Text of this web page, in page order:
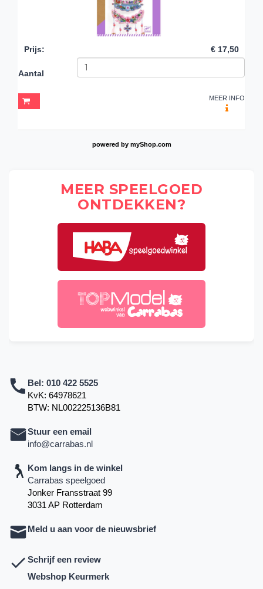
Prijs: € 17,50
Aantal
MEER INFO
powered by myShop.com
MEER SPEELGOED
ONTDEKKEN?
Bel: 010 422 5525
KvK: 64978621
BTW: NL002225136B81
Stuur een email
info@carrabas.nl
Kom langs in de winkel
Carrabas speelgoed
Jonker Fransstraat 99
3031 AP Rotterdam
Meld u aan voor de nieuwsbrief
Schrijf een review
Webshop Keurmerk